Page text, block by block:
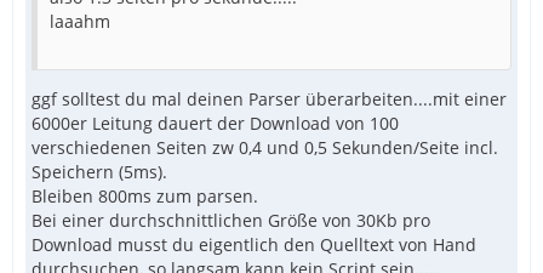
laaahm
ggf solltest du mal deinen Parser überarbeiten....mit einer
6000er Leitung dauert der Download von 100
verschiedenen Seiten zw 0,4 und 0,5 Sekunden/Seite incl.
Speichern (5ms).
Bleiben 800ms zum parsen.
Bei einer durchschnittlichen Größe von 30Kb pro
Download musst du eigentlich den Quelltext von Hand